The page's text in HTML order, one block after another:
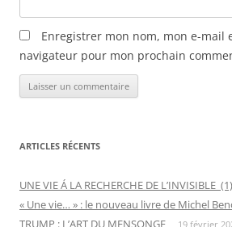
Enregistrer mon nom, mon e-mail
navigateur pour mon prochain
ARTICLES RÉCENTS
UNE VIE Á LA RECHERCHE DE L’INVISIBLE (1)
« Une vie… » : le nouveau livre de Michel
TRUMP : L’ART DU MENSONGE 19 février